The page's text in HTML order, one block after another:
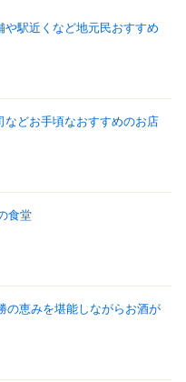
駅近くなど地元民おすすめ
などお手頃なおすすめのお店
食堂
の恵みを堪能しながらお酒が